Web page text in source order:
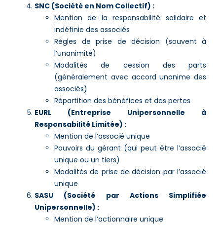
SNC (Société en Nom Collectif) :
Mention de la responsabilité solidaire et
indéfinie des associés
Règles de prise de décision (souvent à
l’unanimité)
Modalités de cession des parts
(généralement avec accord unanime des
associés)
Répartition des bénéfices et des pertes
EURL (Entreprise Unipersonnelle à
Responsabilité Limitée) :
Mention de l’associé unique
Pouvoirs du gérant (qui peut être l’associé
unique ou un tiers)
Modalités de prise de décision par l’associé
unique
SASU (Société par Actions Simplifiée
Unipersonnelle) :
Mention de l’actionnaire unique